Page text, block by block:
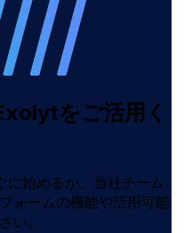
をご活用く
に始めるか、 当社チーム
ォームの機能や活用可能
い。